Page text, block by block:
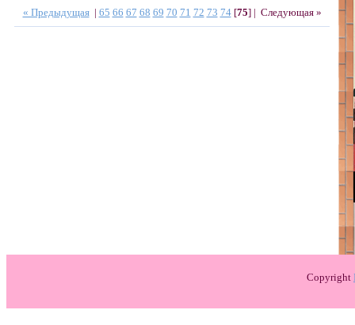
« Предыдущая| 65 66 67 68 69 70 71 72 73 74[75] | Следующая »
Copyright